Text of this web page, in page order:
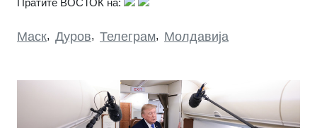
Маск, Дуров, Телеграм, Молдавија